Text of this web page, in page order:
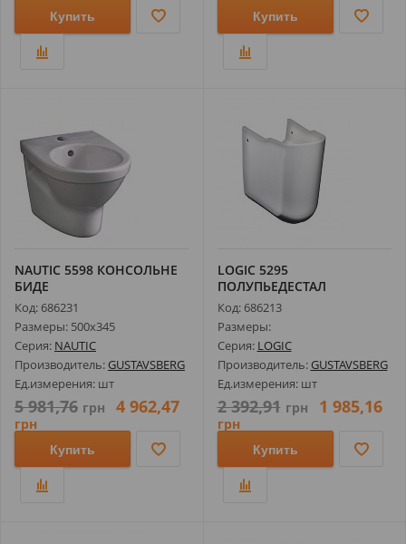
Купить Купить
NAUTIC 5598 КОНСОЛЬНЕ
БИДЕ
Код: 686231
Размеры: 500х345
Серия: NAUTIC
Производитель: GUSTAVSBERG
Ед.измерения: шт
5 981,76 грн 4 962,47
грн
Купить
LOGIC 5295
ПОЛУПЬЕДЕСТАЛ
Код: 686213
Размеры:
Серия: LOGIC
Производитель: GUSTAVSBERG
Ед.измерения: шт
2 392,91 грн 1 985,16
грн
Купить